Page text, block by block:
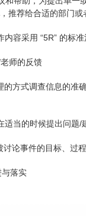
推荐给合适的部门或
容采用 “5R” 的标准
师的反馈
的方式调查信息的准
适当的时候提出问题/
讨论事件的目标、过
与落实